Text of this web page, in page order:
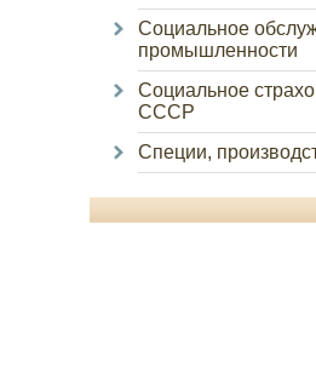
Социальное
промышленности
Социальное
СССР
Специи,